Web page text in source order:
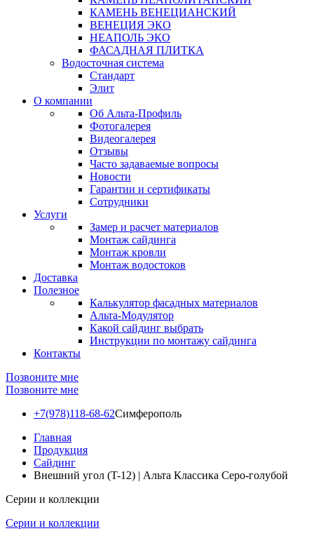
КАМЕНЬ ВЕНЕЦИАНСКИЙ
ВЕНЕЦИЯ ЭКО
НЕАПОЛЬ ЭКО
ФАСАДНАЯ ПЛИТКА
Водосточная система
Стандарт
Элит
О компании
Об Альта-Профиль
Фотогалерея
Видеогалерея
Отзывы
Часто задаваемые вопросы
Новости
Гарантии и сертификаты
Сотрудники
Услуги
Замер и расчет материалов
Монтаж сайдинга
Монтаж кровли
Монтаж водостоков
Доставка
Полезное
Калькулятор фасадных материалов
Альта-Модулятор
Какой сайдинг выбрать
Инструкции по монтажу сайдинга
Контакты
Позвоните мне
Позвоните мне
+7(978)118-68-62Симферополь
Главная
Продукция
Сайдинг
Внешний угол (T-12) | Альта Классика Серо-голубой
Серии и коллекции
Серии и коллекции